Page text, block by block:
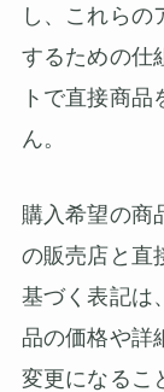
し、これらの
するための仕
トで直接商
ん。
購入希望の商
の販売店と直
基づく表記は
品の価格や詳
変更になるこ